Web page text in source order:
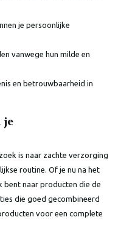
je persoonlijke
vanwege hun milde en
en betrouwbaarheid in
je
is naar zachte verzorging
routine. Of je nu na het
naar producten die de
die goed gecombineerd
voor een complete